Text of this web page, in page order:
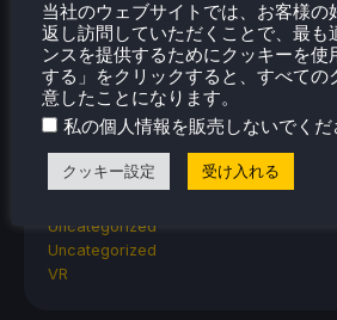
Rumors
TrimUI
SDHQ
Steam
Steam Controller
Steam Frame
Steam Machine
SteamOS
Uncategorized
Uncategorized
VR
当社のウェブサイトでは、お客様の
返し訪問していただくことで、最も
ンスを提供するためにクッキーを使
する」をクリックすると、すべての
意したことになります。
私の個人情報を販売しないでくだ
クッキー設定 受け入れる